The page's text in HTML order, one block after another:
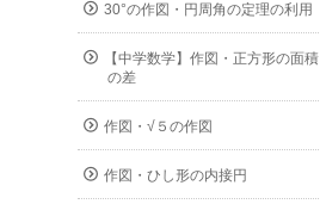
30°の作図・円周角の定理の利用
【中学数学】作図・正方形の面積
の差
作図・√５の作図
作図・ひし形の内接円